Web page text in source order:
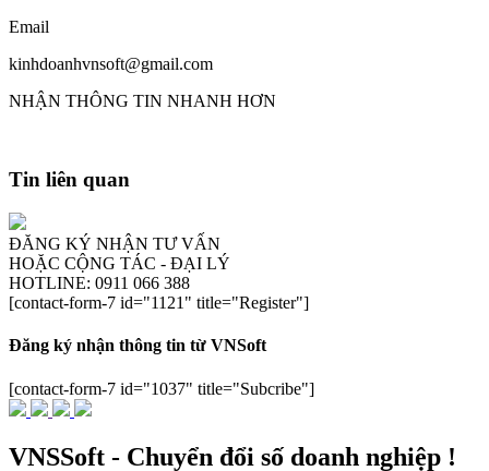
Email
kinhdoanhvnsoft@gmail.com
NHẬN THÔNG TIN NHANH HƠN
Tin liên quan
ĐĂNG KÝ NHẬN TƯ VẤN
HOẶC CỘNG TÁC - ĐẠI LÝ
HOTLINE: 0911 066 388
[contact-form-7 id="1121" title="Register"]
Đăng ký nhận thông tin từ VNSoft
[contact-form-7 id="1037" title="Subcribe"]
VNSSoft - Chuyển đổi số doanh nghiệp !